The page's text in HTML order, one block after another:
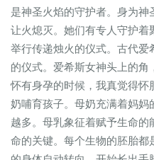
是神圣火焰的守护者。身为
让火熄灭。她们有专人守护着
举行传递烛火的仪式。古代爱
的仪式。爱希斯女神头上的角
怀有身孕的时候，我真觉得
奶哺育孩子。母奶充满着妈
越多。母乳象征着赋予生命
命的关键。每个生物的胚胎